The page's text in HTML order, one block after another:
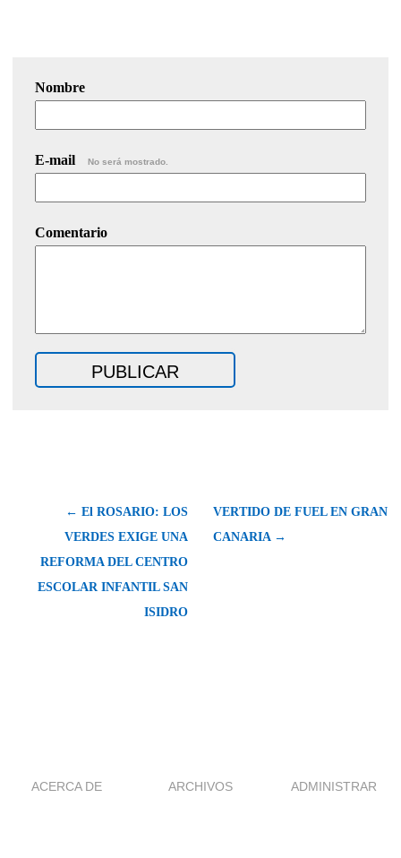
Nombre
E-mail No será mostrado.
Comentario
← El ROSARIO: LOS
VERDES EXIGE UNA
REFORMA DEL CENTRO
ESCOLAR INFANTIL SAN
ISIDRO
VERTIDO DE FUEL EN GRAN
CANARIA →
ACERCA DE ARCHIVOS ADMINISTRAR